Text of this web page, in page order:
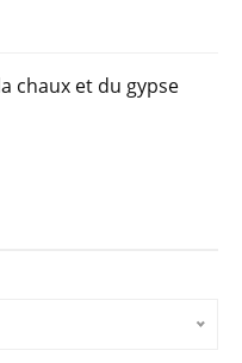
chaux et du gypse